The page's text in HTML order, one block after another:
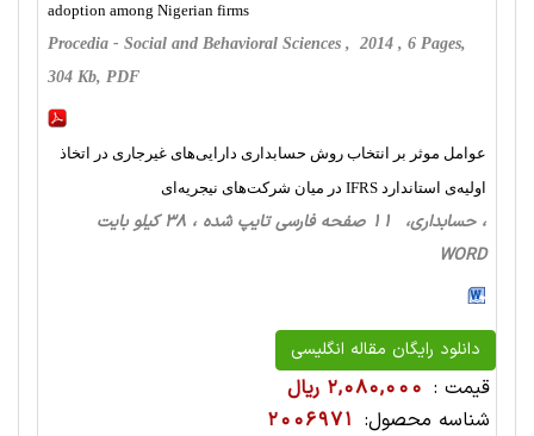
adoption among Nigerian firms
Procedia - Social and Behavioral Sciences , 2014 , 6 Pages,
304 Kb, PDF
عوامل موثر بر انتخاب روش حسابداری دارایی‌های غیرجاری در اتخاذ
اولیه‌ی استاندارد IFRS در میان شرکت‌های نیجریه‌ای
، حسابداری، 11 صفحه فارسی تایپ شده ، 38 کیلو بایت
WORD
دانلود رایگان مقاله انگلیسی
قیمت : 2,080,000 ریال
شناسه محصول: 2006971